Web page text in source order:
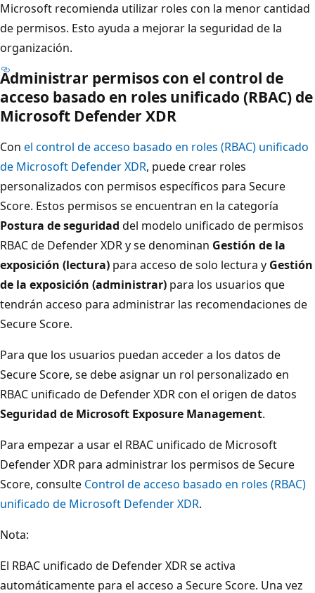
Microsoft recomienda utilizar roles con la menor cantidad
de permisos. Esto ayuda a mejorar la seguridad de la
organización.
Administrar permisos con el control de
acceso basado en roles unificado (RBAC) de
Microsoft Defender XDR
Con el control de acceso basado en roles (RBAC) unificado
de Microsoft Defender XDR, puede crear roles
personalizados con permisos específicos para Secure
Score. Estos permisos se encuentran en la categoría
Postura de seguridad del modelo unificado de permisos
RBAC de Defender XDR y se denominan Gestión de la
exposición (lectura) para acceso de solo lectura y Gestión
de la exposición (administrar) para los usuarios que
tendrán acceso para administrar las recomendaciones de
Secure Score.
Para que los usuarios puedan acceder a los datos de
Secure Score, se debe asignar un rol personalizado en
RBAC unificado de Defender XDR con el origen de datos
Seguridad de Microsoft Exposure Management.
Para empezar a usar el RBAC unificado de Microsoft
Defender XDR para administrar los permisos de Secure
Score, consulte Control de acceso basado en roles (RBAC)
unificado de Microsoft Defender XDR.
Nota:
El RBAC unificado de Defender XDR se activa
automáticamente para el acceso a Secure Score. Una vez